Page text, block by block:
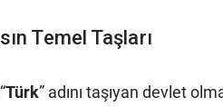
Temel Taşları
Türk” adını taşıyan devlet